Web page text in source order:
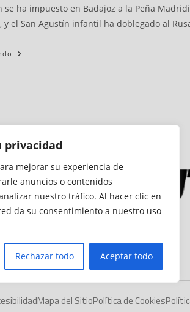
privacidad
mejorar su experiencia de
anuncios o contenidos
nuestro tráfico. Al hacer clic en
da su consentimiento a nuestro uso
Rechazar todo Aceptar todo
ha impuesto en Badajoz a la Peña
y el San Agustín infantil ha doblegado al
Mapa del SitioPolítica de Cookies